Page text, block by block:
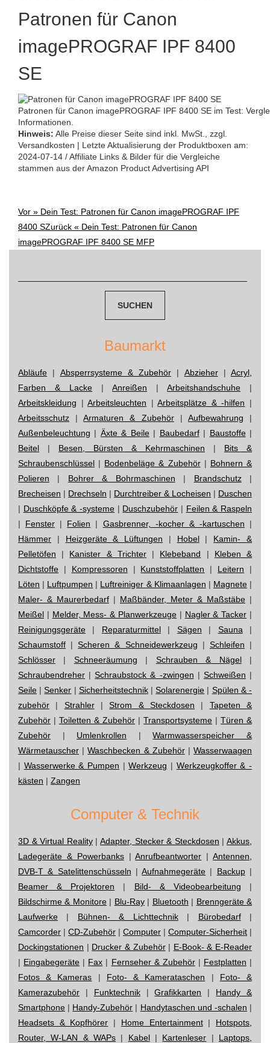
Patronen für Canon
imagePROGRAF IPF 8400
SE
Patronen für Canon imagePROGRAF IPF 8400 SE im Test:
Informationen.
Hinweis: Alle Preise dieser Seite sind inkl. MwSt., zzgl.
Versandkosten | Letzte Aktualisierung der Produktboxen am:
2024-07-14 / Affiliate Links & Bilder für die Vergleiche
stammen aus der Amazon Product Advertising API
Post
Vor » Dein Test: Patronen für Canon imagePROGRAF IPF
8400 SZurück « Dein Test: Patronen für Canon
imagePROGRAF IPF 8400 SE MFP
Baumarkt
Abläufe | Absperrsysteme & Zubehör | Abzieher| Acryl,
Farben & Lacke | Anreißen | Arbeitshandschuhe |
Arbeitskleidung |Arbeitsleuchten |Arbeitsplätze & -hilfen |
Arbeitsschutz |Armaturen & Zubehör| Aufbewahrung |
Außenbeleuchtung | Äxte & Beile| Baubedarf| Baustoffe|
Beitel | Besen, Bürsten & Kehrmaschinen | Bits &
Schraubenschlüssel | Bodenbeläge & Zubehör| Bohnern &
Polieren | Bohrer & Bohrmaschinen | Brandschutz|
Brecheisen | Drechseln | Durchtreiber & Locheisen | Duschen
| Duschköpfe & -systeme | Duschzubehör | Feilen & Raspeln
| Fenster | Folien | Gasbrenner, -kocher & -kartuschen |
Hämmer | Heizgeräte & Lüftungen | Hobel| Kamin- &
Pelletöfen | Kanister & Trichter| Klebeband | Kleben &
Dichtstoffe | Kompressoren | Kunststoffplatten | Leitern |
Löten | Luftpumpen | Luftreiniger & Klimaanlagen | Magnete|
Maler- & Maurerbedarf | Maßbänder, Meter & Maßstäbe |
Meißel | Melder, Mess- & Planwerkzeuge | Nagler & Tacker |
Reinigungsgeräte | Reparaturmittel| Sägen | Sauna |
Schaumstoff |Scheren & Schneidewerkzeug | Schleifen |
Schlösser | Schneeräumung | Schrauben & Nägel|
Schraubendreher |Schraubstock & -zwingen | Schweißen |
Seile |Senker | Sicherheitstechnik|Solarenergie | Spülen & -
zubehör | Strahler|Strom & Steckdosen | Tapeten &
Zubehör | Toiletten & Zubehör | Transportsysteme | Türen &
Zubehör | Umlenkrollen |Warmwasserspeicher &
Wärmetauscher |Waschbecken & Zubehör|Wasserwaagen
| Wasserwerke & Pumpen |Werkzeug | Werkzeugkoffer & -
kästen | Zangen
Computer & Technik
3D & Virtual Reality|Adapter, Stecker & Steckdosen |Akkus,
Ladegeräte & Powerbanks|Anrufbeantworter |Antennen,
DVB-T & Satelittenschüsseln |Aufnahmegeräte | Backup|
Beamer & Projektoren | Bild- & Videobearbeitung |
Bildschirme & Monitore| Blu-Ray| Bluetooth | Brenngeräte &
Laufwerke | Bühnen- & Lichttechnik| Bürobedarf|
Camcorder | CD-Zubehör | Computer | Computer-Sicherheit |
Dockingstationen | Drucker & Zubehör| E-Book- & E-Reader
| Eingabegeräte | Fax | Fernseher & Zubehör| Festplatten |
Fotos & Kameras | Foto- & Kamerataschen | Foto- &
Kamerazubehör | Funktechnik|Grafikkarten | Handy &
Smartphone | Handy-Zubehör | Handytaschen und -schalen |
Headsets & Kopfhörer | Home Entertainment| Hotspots,
Router, W-LAN & WAPs | Kabel| Kartenleser | Laptops,